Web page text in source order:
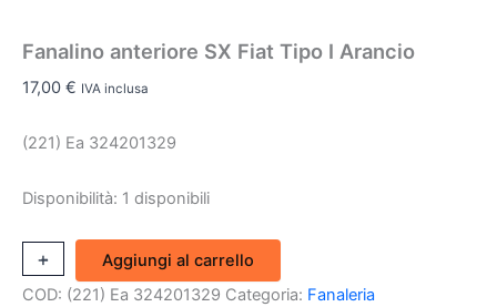
Fanalino anteriore SX Fiat Tipo I Arancio
17,00 € IVA inclusa
(221) Ea 324201329
Disponibilità: 1 disponibili
-
Fanalino
anteriore
SX
+
Aggiungi al carrello
COD: (221) Ea 324201329 Categoria: Fanaleria